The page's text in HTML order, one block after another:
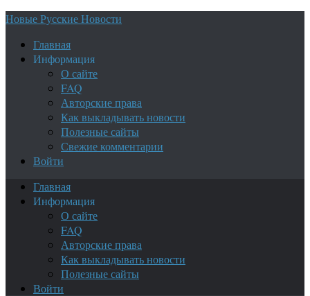
Новые Русские Новости
Главная
Информация
О сайте
FAQ
Авторские права
Как выкладывать новости
Полезные сайты
Свежие комментарии
Войти
Главная
Информация
О сайте
FAQ
Авторские права
Как выкладывать новости
Полезные сайты
Войти